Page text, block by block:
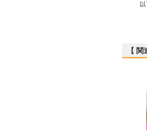
以下
・
・
【